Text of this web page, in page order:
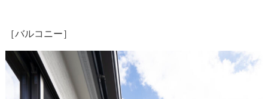
［バルコニー］